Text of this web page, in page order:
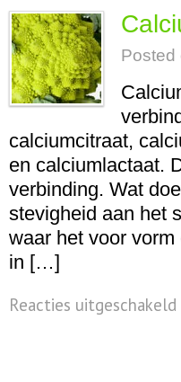
Posted
calciumcitraat,
en calciumlactaat.
verbinding. Wat
stevigheid aan het
waar het voor
in […]
Reacties uitgeschakeld